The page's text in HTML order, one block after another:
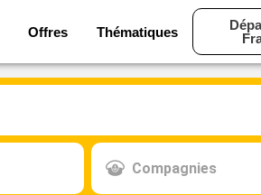
Offres Thématiques
Compagnies